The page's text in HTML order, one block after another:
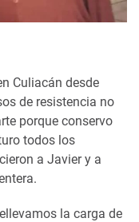
Culiacán desde
de resistencia no
porque conservo
todos los
a Javier y a
la carga de